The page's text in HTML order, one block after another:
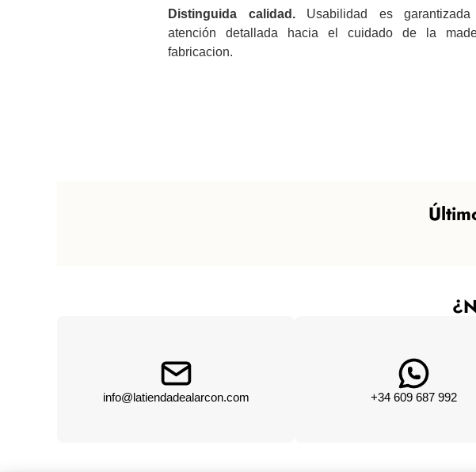
Distinguida calidad.Usabilidad es
atención detallada hacia el cuidado de la
fabricacion.
info@latiendadealarcon.com +34 609 687 992